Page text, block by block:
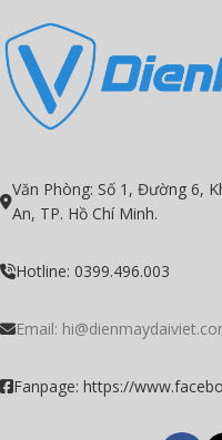
Văn Phòng: Số 1, Đường 6,
An, TP. Hồ Chí Minh.
Hotline: 0399.496.003
Email:
Fanpage: https://